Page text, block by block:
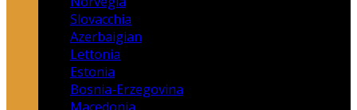
Slovacchia
Azerbaigian
Lettonia
Estonia
Bosnia-Erzegovina